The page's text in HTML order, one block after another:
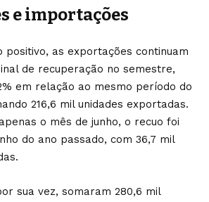
e importações
positivo, as exportações continuam
de recuperação no semestre,
em relação ao mesmo período do
216,6 mil unidades exportadas.
o mês de junho, o recuo foi
do ano passado, com 36,7 mil
sua vez, somaram 280,6 mil